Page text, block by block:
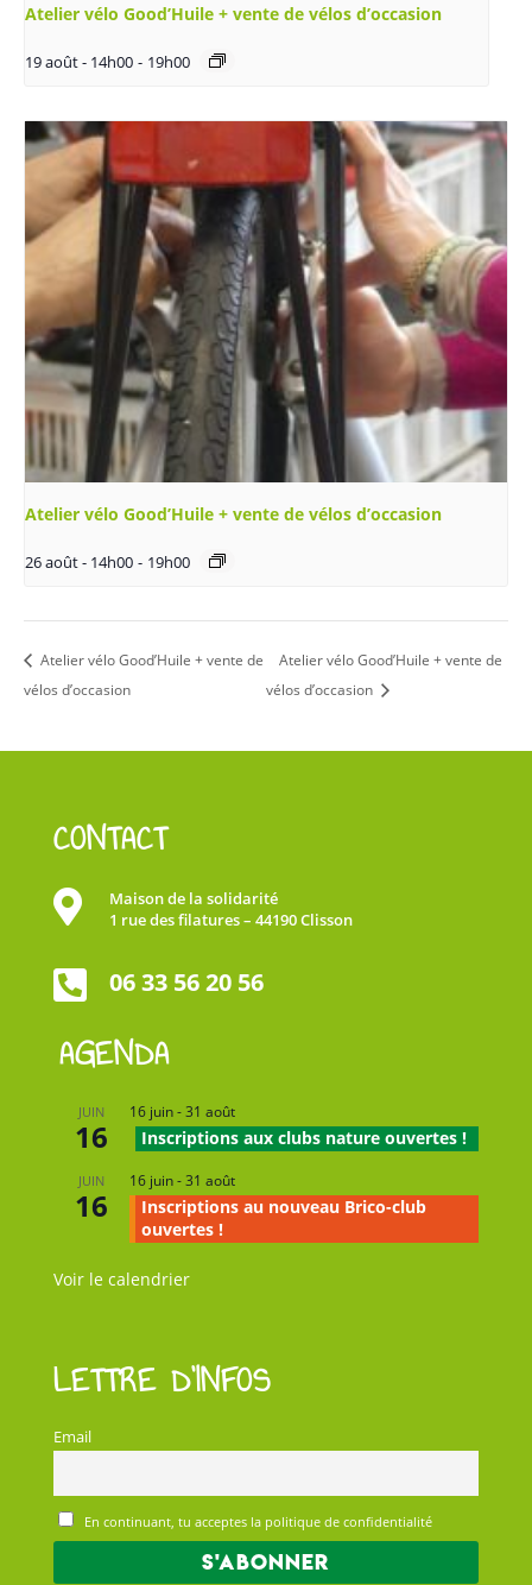
Atelier vélo Good’Huile + vente de vélos d’occasion
19 août - 14h00 - 19h00
Atelier vélo Good’Huile + vente de vélos d’occasion
26 août - 14h00 - 19h00
Atelier vélo Good’Huile + vente de
vélos d’occasion
Atelier vélo Good’Huile + vente de
vélos d’occasion
CONTACT

Maison de la solidarité
1 rue des filatures – 44190 Clisson
 06 33 56 20 56
AGENDA
JUIN
16
16 juin-31 août
Inscriptions aux clubs nature ouvertes !
JUIN
16
16 juin-31 août
Inscriptions au nouveau Brico-club
ouvertes !
Voir le calendrier
LETTRE D’INFOS
Email
En continuant, tu acceptes la politique de confidentialité